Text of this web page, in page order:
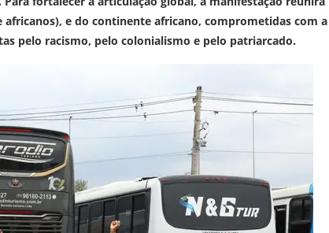
e do continente africano, comprometidas com a
pelo racismo, pelo colonialismo e pelo patriarcado.